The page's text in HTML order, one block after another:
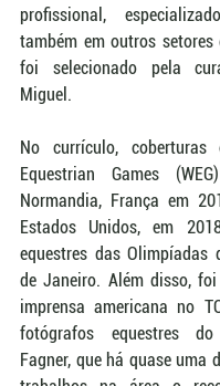
profissional,
também em outros setores
foi selecionado pela
Miguel.
No currículo,
Equestrian Games
Normandia, França em
Estados Unidos, em
equestres das Olimpíadas
de Janeiro. Além disso,
imprensa americana no
fotógrafos equestres
Fagner, que há quase uma